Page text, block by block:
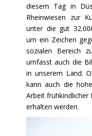
diesem Tag in
Rheinwiesen zur
unter die gut
um ein Zeichen
sozialen Bereich
umfasst auch die
in unserem Land.
kann auch die
Arbeit
erhalten werden.